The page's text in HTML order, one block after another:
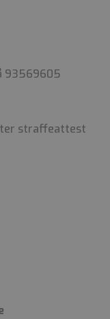
93569605
straffeattest